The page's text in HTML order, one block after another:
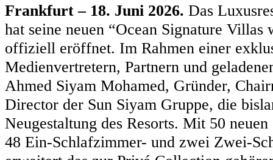
Frankfurt – 18. Juni 2026. Das
hat seine neuen “Ocean Signature Villas
offiziell eröffnet. Im Rahmen einer
Medienvertretern, Partnern und
Ahmed Siyam Mohamed, Gründer,
Director der Sun Siyam Gruppe, die
Neugestaltung des Resorts. Mit 50
48 Ein-Schlafzimmer- und zwei Zwei-